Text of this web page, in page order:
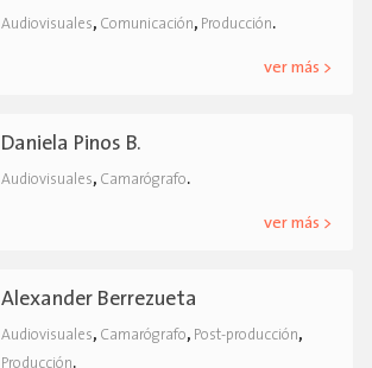
Audiovisuales, Comunicación, Producción.
ver más >
Daniela Pinos B.
Audiovisuales, Camarógrafo.
ver más >
Alexander Berrezueta
Audiovisuales, Camarógrafo, Post-producción,
Producción.